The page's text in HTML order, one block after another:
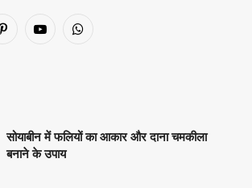
PinterestYouTubeWhatsApp
सोयाबीन में फलियों का आकार और दाना चमकीला
बनाने के उपाय